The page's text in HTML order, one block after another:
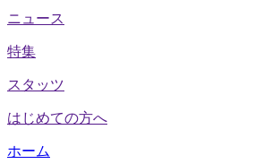
ニュース
特集
スタッツ
はじめての方へ
ホーム